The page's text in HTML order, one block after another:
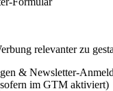
relevanter zu
& Newsletter-
im GTM aktiviert)